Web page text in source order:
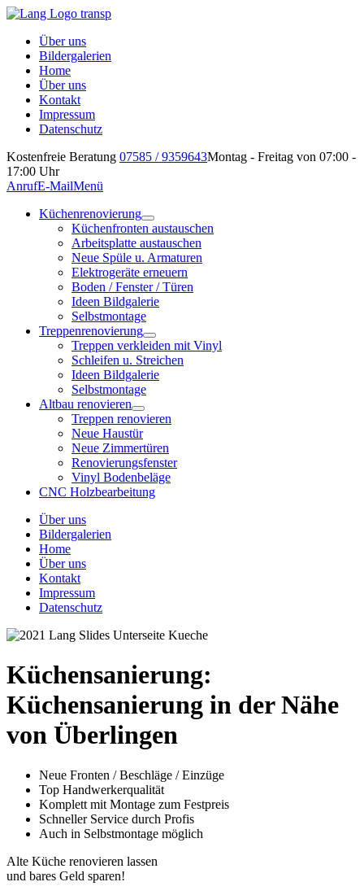
Über uns
Bildergalerien
Home
Über uns
Kontakt
Impressum
Datenschutz
Kostenfreie Beratung 07585 / 9359643Montag - Freitag von 07:00 -
17:00 Uhr
AnrufE-MailMenü
Küchenrenovierung
Küchenfronten austauschen
Arbeitsplatte austauschen
Neue Spüle u. Armaturen
Elektrogeräte erneuern
Boden / Fenster / Türen
Ideen Bildgalerie
Selbstmontage
Treppenrenovierung
Treppen verkleiden mit Vinyl
Schleifen u. Streichen
Ideen Bildgalerie
Selbstmontage
Altbau renovieren
Treppen renovieren
Neue Haustür
Neue Zimmertüren
Renovierungsfenster
Vinyl Bodenbeläge
CNC Holzbearbeitung
Über uns
Bildergalerien
Home
Über uns
Kontakt
Impressum
Datenschutz
Küchensanierung:
Küchensanierung in der Nähe
von Überlingen
Neue Fronten / Beschläge / Einzüge
Top Handwerkerqualität
Komplett mit Montage zum Festpreis
Schneller Service durch Profis
Auch in Selbstmontage möglich
Alte Küche renovieren lassen
und bares Geld sparen!